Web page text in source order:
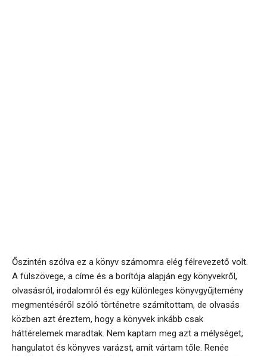
Őszintén szólva ez a könyv számomra elég félrevezető volt.
A fülszövege, a címe és a borítója alapján egy könyvekről,
olvasásról, irodalomról és egy különleges könyvgyűjtemény
megmentéséről szóló történetre számítottam, de olvasás
közben azt éreztem, hogy a könyvek inkább csak
háttérelemek maradtak. Nem kaptam meg azt a mélységet,
hangulatot és könyves varázst, amit vártam tőle. Renée